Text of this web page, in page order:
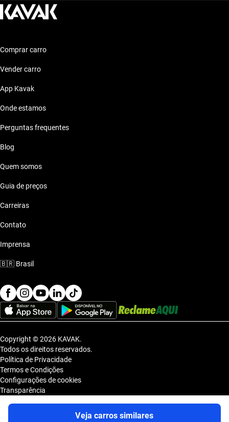
Veja carros similares
Comprar carro
Vender carro
App Kavak
Onde estamos
Perguntas frequentes
Blog
Quem somos
Guia de preços
Carreiras
Contato
Imprensa
🇧🇷 Brasil
Copyright © 2026 KAVAK.
Todos os direitos reservados.
Política de Privacidade
Termos e Condições
Configurações de cookies
Transparência
KAVAK TECNOLOGIA E COMERCIO DE VEICULOS LTDA., inscrita no